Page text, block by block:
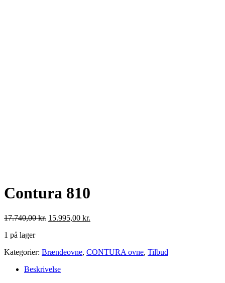
Contura 810
17.740,00kr. Den
17.740,00 kr..
15.995,00 kr.
15.995,00 kr..
1 på lager
Contura
antal
Kategorier: Brændeovne, CONTURA ovne, Tilbud
Beskrivelse